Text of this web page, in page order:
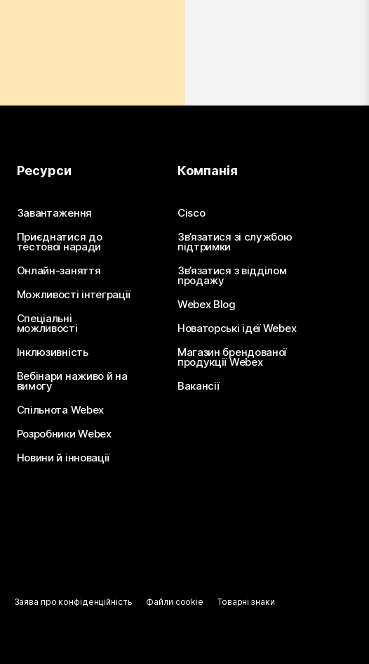
Ресурси
Завантаження
Приєднатися до
тестової наради
Онлайн-заняття
Можливості інтеграції
Спеціальні
можливості
Інклюзивність
Вебінари наживо й на
вимогу
Спільнота Webex
Розробники Webex
Новини й інновації
Компанія
Cisco
Зв’язатися зі службою
підтримки
Зв’язатися з відділом
продажу
Webex Blog
Новаторські ідеї Webex
Магазин брендованої
продукції Webex
Вакансії
Заява про конфіденційність Файли cookie Товарні знаки